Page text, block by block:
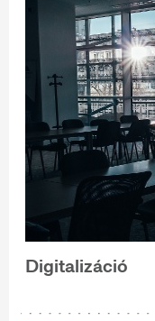
Digitalizáció